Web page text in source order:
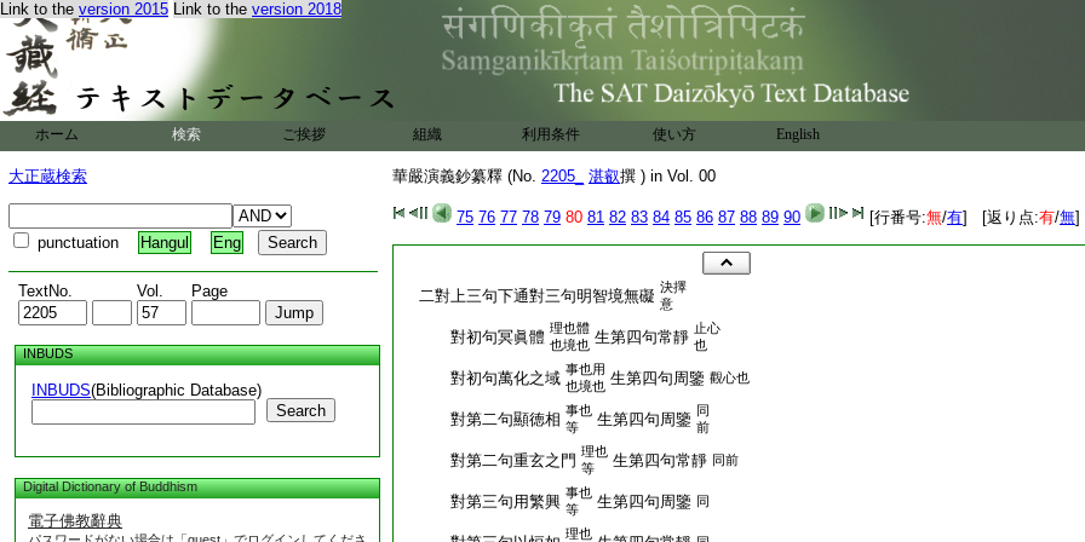
Link to the version 2015 Link to the version 2018
ホーム 検索 ご挨拶 組織 利用条件 使い方 English
大正蔵検索
punctuation Hangul Eng
TextNo. Vol. Page
INBUDS
INBUDS(Bibliographic Database)
Search
Digital Dictionary of Buddhism
電子佛教辭典
華嚴演義鈔纂釋 (No. 2205_ 湛叡撰 ) in Vol. 00
75 76 77 78 79 80 81 82 83 84 85 86 87 88 89 90 [行番号:無/有] [返り点:有/無]
二對上三句下通對三句明智境無礙 決擇
意
對初句冥眞體 理也體
也境也 生第四句常靜 止心
也
對初句萬化之域 事也用
也境也 生第四句周鑒 觀心也
對第二句顯徳相 事也
等
生第四句周鑒 同
前
對第二句重玄之門 理也
等
生第四句常靜 同前
對第三句用繁興 事也
等
生第四句周鑒 同
理也